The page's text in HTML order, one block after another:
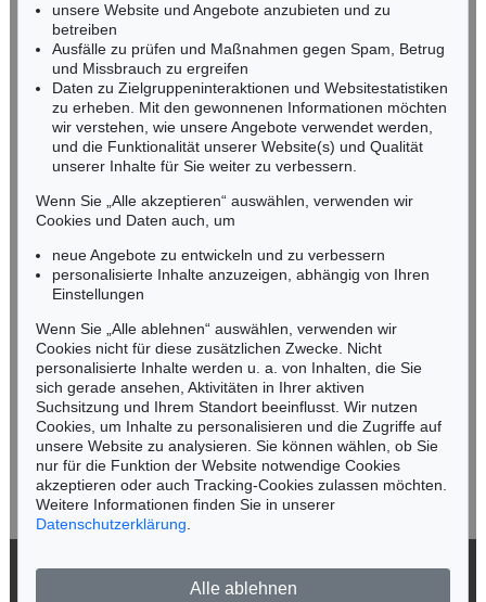
Miriam Heß
Tel.: +49 (0)62 21 58 80-038
Fax: +49 (0)62 21 58 80-595
infoheidelberg@kettererkunst.de
NORDDEUTSCHLAND
Nico Kassel, M.A.
Mobil: +49 (0)171 8618661
n.kassel@kettererkunst.de
Keine Auktion mehr verpassen!
Wir informieren Sie rechtzeitig.
Jetzt zum Newsletter anmelden >
unsere Website und Angebote anzubieten und zu
betreiben
Ausfälle zu prüfen und Maßnahmen gegen Spam, Betrug
und Missbrauch zu ergreifen
Daten zu Zielgruppeninteraktionen und Websitestatistiken
zu erheben. Mit den gewonnenen Informationen möchten
wir verstehen, wie unsere Angebote verwendet werden,
und die Funktionalität unserer Website(s) und Qualität
unserer Inhalte für Sie weiter zu verbessern.
Wenn Sie „Alle akzeptieren“ auswählen, verwenden wir
Cookies und Daten auch, um
neue Angebote zu entwickeln und zu verbessern
personalisierte Inhalte anzuzeigen, abhängig von Ihren
Einstellungen
Wenn Sie „Alle ablehnen“ auswählen, verwenden wir
Cookies nicht für diese zusätzlichen Zwecke. Nicht
personalisierte Inhalte werden u. a. von Inhalten, die Sie
sich gerade ansehen, Aktivitäten in Ihrer aktiven
Suchsitzung und Ihrem Standort beeinflusst. Wir nutzen
Cookies, um Inhalte zu personalisieren und die Zugriffe auf
unsere Website zu analysieren. Sie können wählen, ob Sie
nur für die Funktion der Website notwendige Cookies
akzeptieren oder auch Tracking-Cookies zulassen möchten.
Weitere Informationen finden Sie in unserer
Datenschutzerklärung
Alle ablehnen